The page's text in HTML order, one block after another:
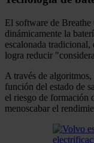
El software de
dinámicamente la
escalonada tradicional,
logra reducir
A través de
función del estado de
el riesgo de formación
menoscabar el